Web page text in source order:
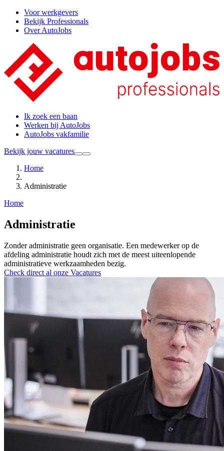
Voor werkgevers
Bekijk Professionals
Over AutoJobs
Ik zoek een baan
Werken bij AutoJobs
AutoJobs vakfamilie
Bekijk jouw vacatures
Home
Administratie
Home
Administratie
Zonder administratie geen organisatie. Een medewerker op de
afdeling administratie houdt zich met de meest uiteenlopende
administratieve werkzaamheden bezig.
Check direct al onze Vacatures